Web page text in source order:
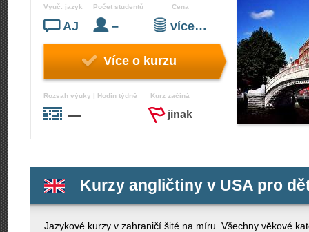
Vyuč. jazyk
AJ
Počet studentů
–
Cena
více…
Více o kurzu
Rozsah výuky | Hodin týdně
—
Kurz začíná
jinak
Kurzy angličtiny v USA pro
Jazykové kurzy v zahraničí šité na míru. Všechny věkové